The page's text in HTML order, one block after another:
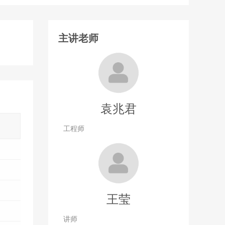
主讲老师
袁兆君
工程师
王莹
讲师